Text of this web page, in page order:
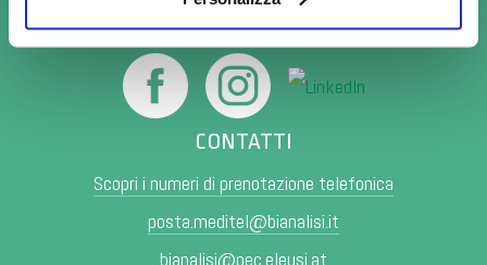
CONTATTI
Scopri i numeri di prenotazione telefonica
posta.meditel@bianalisi.it
bianalisi@pec.eleusi.at